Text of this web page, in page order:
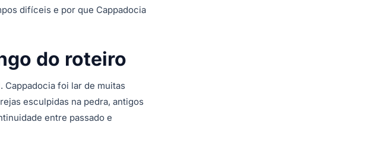
difíceis e por que Cappadocia
do roteiro
Cappadocia foi lar de muitas
esculpidas na pedra, antigos
entre passado e